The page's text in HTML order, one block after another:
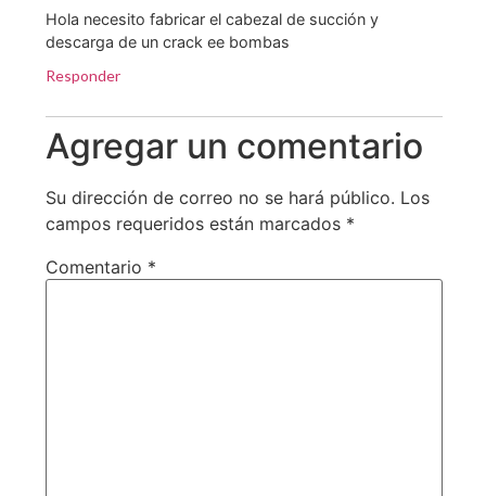
Hola necesito fabricar el cabezal de succión y
descarga de un crack ee bombas
Responder
Agregar un comentario
Su dirección de correo no se hará público. Los
campos requeridos están marcados *
Comentario *